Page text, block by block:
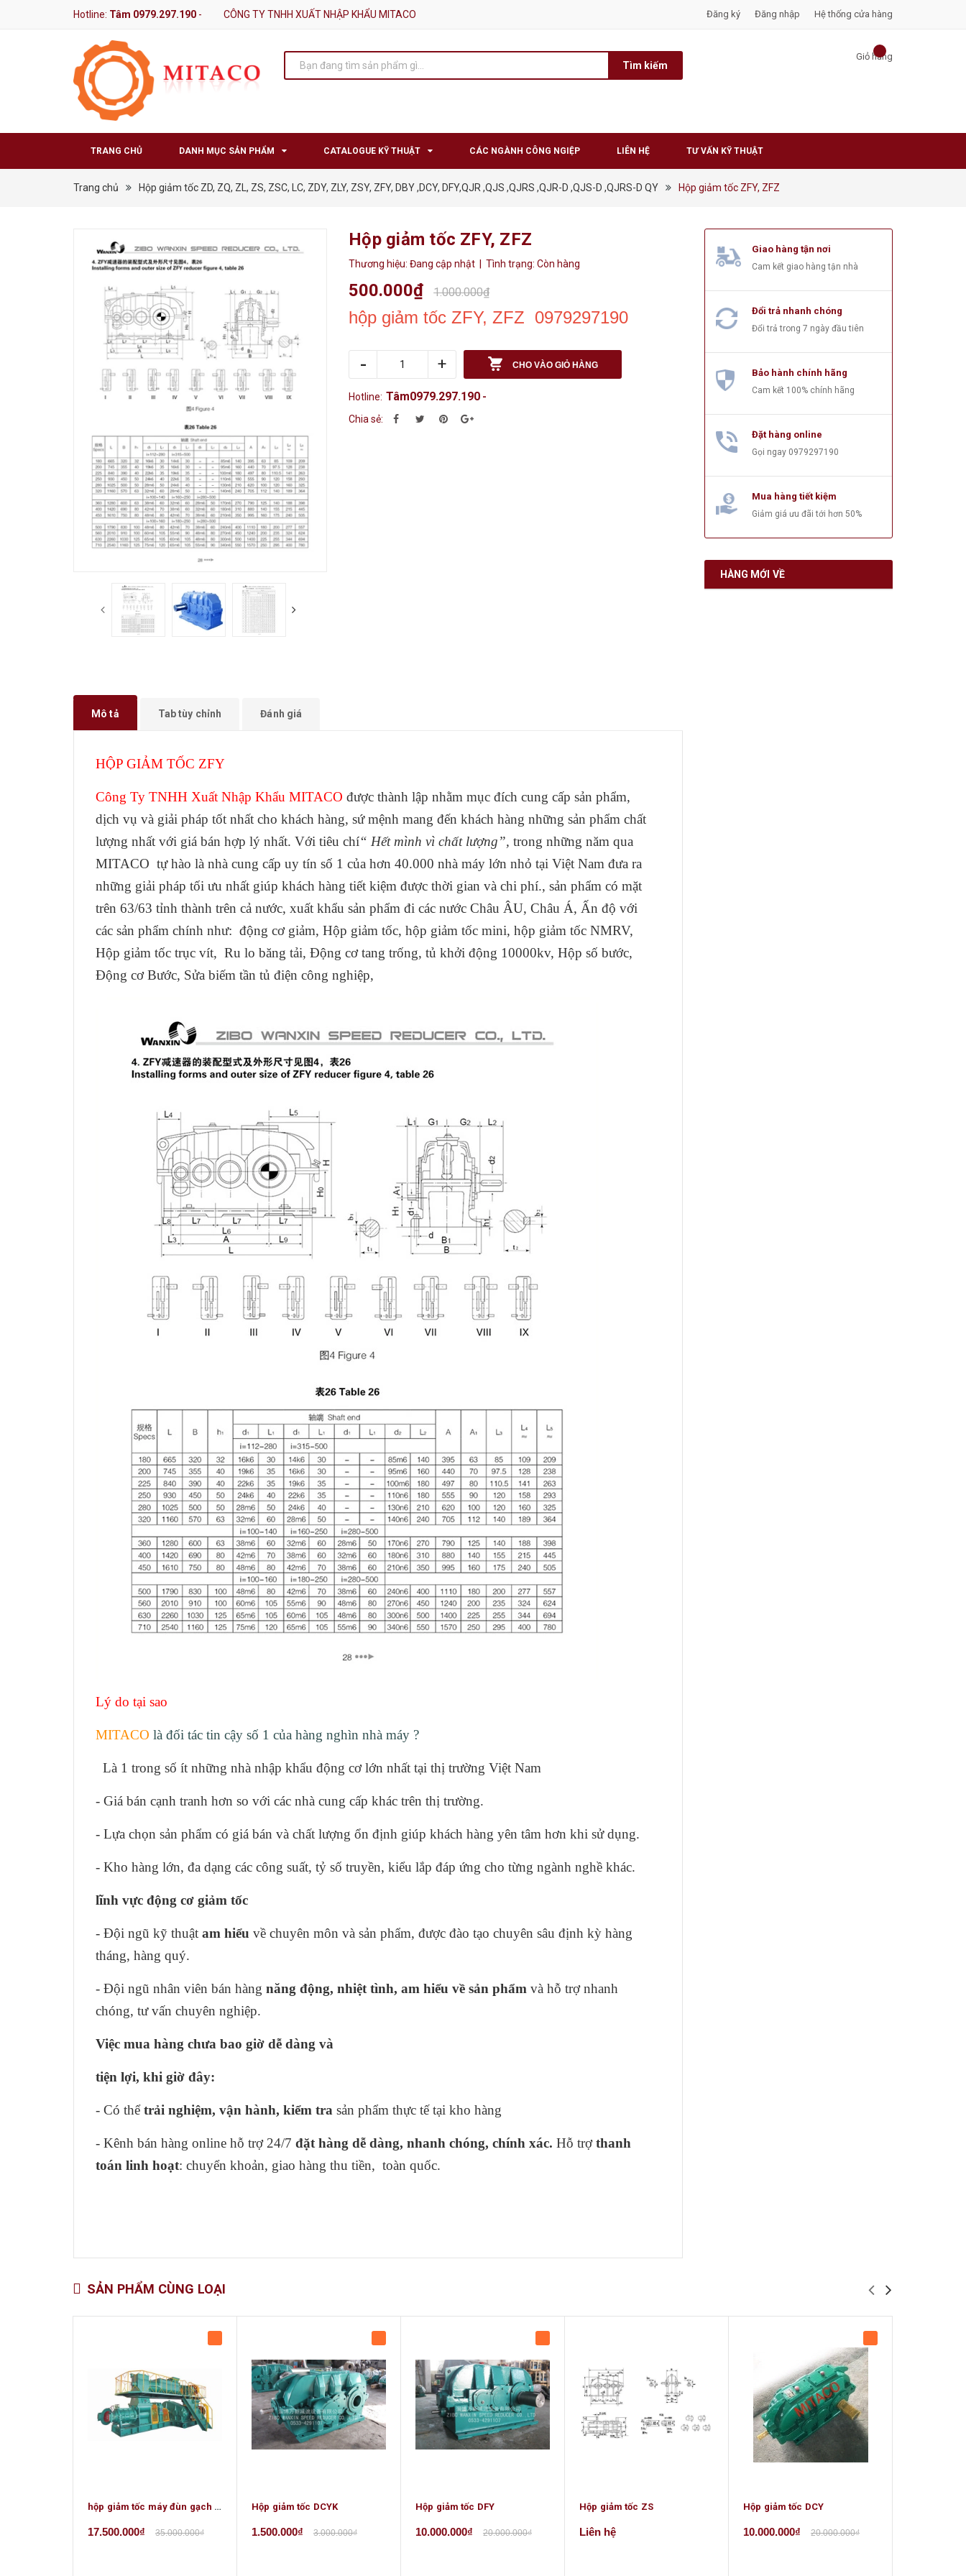
Hotline: Tâm 0979.297.190 - CÔNG TY TNHH XUẤT NHẬP KHẨU MITACO Đăng ký Đăng nhập Hệ thống cửa hàng
Tìm kiếm
Giỏ hàng
TRANG CHỦ DANH MỤC SẢN PHẨM CATALOGUE KỸ THUẬT CÁC NGÀNH CÔNG NGIỆP LIÊN HỆ TƯ VẤN KỸ THUẬT
Trang chủ Hộp giảm tốc ZD, ZQ, ZL, ZS, ZSC, LC, ZDY, ZLY, ZSY, ZFY, DBY ,DCY, DFY,QJR ,QJS ,QJRS ,QJR-D ,QJS-D ,QJRS-D QY Hộp giảm tốc ZFY, ZFZ
Hộp giảm tốc ZFY, ZFZ
Thương hiệu:Đang cập nhật | Tình trạng:Còn hàng
500.000₫ 1.000.000₫
hộp giảm tốc ZFY, ZFZ 0979297190
- + CHO VÀO GIỎ HÀNG
Hotline: Tâm0979.297.190 -
Chia sẻ:
Mô tả Tab tùy chỉnh Đánh giá
HỘP GIẢM TỐC ZFY
Công Ty TNHH Xuất Nhập Khẩu MITACO được thành lập nhằm mục đích cung cấp sản phẩm,
dịch vụ và giải pháp tốt nhất cho khách hàng, sứ mệnh mang đến khách hàng những sản phẩm chất
lượng nhất với giá bán hợp lý nhất. Với tiêu chí“ Hết mình vì chất lượng”, trong những năm qua
MITACO tự hào là nhà cung cấp uy tín số 1 của hơn 40.000 nhà máy lớn nhỏ tại Việt Nam đưa ra
những giải pháp tối ưu nhất giúp khách hàng tiết kiệm được thời gian và chi phí., sản phẩm có mặt
trên 63/63 tỉnh thành trên cả nước, xuất khẩu sản phẩm đi các nước Châu ÂU, Châu Á, Ấn độ với
các sản phẩm chính như: động cơ giảm, Hộp giảm tốc, hộp giảm tốc mini, hộp giảm tốc NMRV,
Hộp giảm tốc trục vít, Ru lo băng tải, Động cơ tang trống, tủ khởi động 10000kv, Hộp số bước,
Động cơ Bước, Sửa biếm tần tủ điện công nghiệp,
Lý do tại sao
MITACO là đối tác tin cậy số 1 của hàng nghìn nhà máy ?
Là 1 trong số ít những nhà nhập khẩu động cơ lớn nhất tại thị trường Việt Nam
- Giá bán cạnh tranh hơn so với các nhà cung cấp khác trên thị trường.
- Lựa chọn sản phẩm có giá bán và chất lượng ổn định giúp khách hàng yên tâm hơn khi sử dụng.
- Kho hàng lớn, đa dạng các công suất, tỷ số truyền, kiểu lắp đáp ứng cho từng ngành nghề khác.
lĩnh vực động cơ giảm tốc
- Đội ngũ kỹ thuật am hiểu về chuyên môn và sản phẩm, được đào tạo chuyên sâu định kỳ hàng
tháng, hàng quý.
- Đội ngũ nhân viên bán hàng năng động, nhiệt tình, am hiểu về sản phẩm và hỗ trợ nhanh
chóng, tư vấn chuyên nghiệp.
Việc mua hàng chưa bao giờ dễ dàng và
tiện lợi, khi giờ đây:
- Có thểtrải nghiệm, vận hành, kiểm tra sản phẩm thực tế tại kho hàng
- Kênh bán hàng online hỗ trợ 24/7 đặt hàng dễ dàng, nhanh chóng, chính xác. Hỗ trợthanh
toán linh hoạt: chuyển khoản, giao hàng thu tiền, toàn quốc.
Giao hàng tận nơi
Cam kết giao hàng tận nhà
Đổi trả nhanh chóng
Đổi trả trong 7 ngày đầu tiên
Bảo hành chính hãng
Cam kết 100% chính hãng
Đặt hàng online
Gọi ngay 0979297190
Mua hàng tiết kiệm
Giảm giá ưu đãi tới hơn 50%
HÀNG MỚI VỀ
SẢN PHẨM CÙNG LOẠI
hộp giảm tốc máy đùn gạch 650
17.500.000₫ 35.000.000₫
Hộp giảm tốc DCYK
1.500.000₫ 3.000.000₫
Hộp giảm tốc DFY
10.000.000₫ 20.000.000₫
Hộp giảm tốc ZS
Liên hệ
Hộp giảm tốc DCY
10.000.000₫ 20.000.000₫